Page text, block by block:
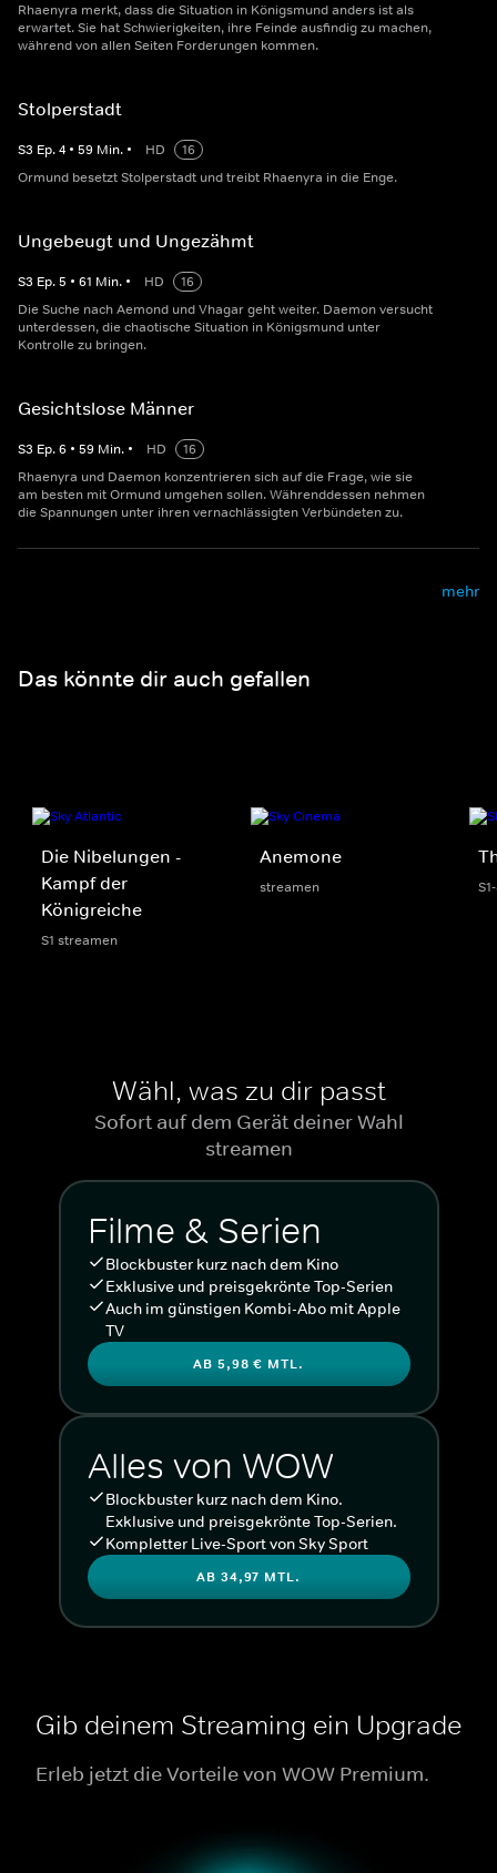
Rhaenyra merkt, dass die Situation in Königsmund anders ist als
erwartet. Sie hat Schwierigkeiten, ihre Feinde ausfindig zu machen,
während von allen Seiten Forderungen kommen.
Stolperstadt
S3 Ep.4 • 59 Min. • HD
16
Ormund besetzt Stolperstadt und treibt Rhaenyra in die Enge.
Ungebeugt und Ungezähmt
S3 Ep.5 • 61 Min. • HD
16
Die Suche nach Aemond und Vhagar geht weiter. Daemon versucht
unterdessen, die chaotische Situation in Königsmund unter
Kontrolle zu bringen.
Gesichtslose Männer
S3 Ep.6 • 59 Min. • HD
16
Rhaenyra und Daemon konzentrieren sich auf die Frage, wie sie
am besten mit Ormund umgehen sollen. Währenddessen nehmen
die Spannungen unter ihren vernachlässigten Verbündeten zu.
mehr
Das könnte dir auch gefallen
Die Nibelungen -
Kampf der
Königreiche
S1 streamen
Anemone
streamen
Wähl, was zu dir passt
Sofort auf dem Gerät deiner Wahl
streamen
Filme & Serien
Blockbuster kurz nach dem Kino
Exklusive und preisgekrönte Top-Serien
Auch im günstigen Kombi-Abo mit Apple
TV
AB 5,98 € MTL.
Alles von WOW
Blockbuster kurz nach dem Kino.
Exklusive und preisgekrönte Top-Serien.
Kompletter Live-Sport von Sky Sport
AB 34,97 MTL.
Gib deinem Streaming ein Upgrade
Erleb jetzt die Vorteile von WOW Premium.